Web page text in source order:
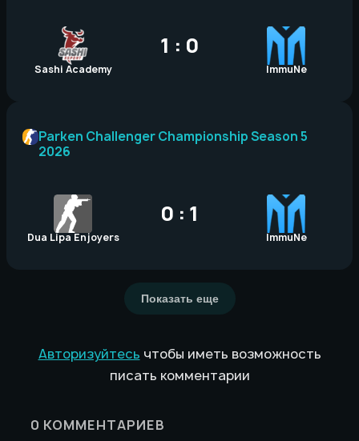
Sashi Academy
1 : 0
ImmuNe
Dua Lipa Enjoyers
0 : 1
ImmuNe
Parken Challenger Championship Season 5
2026
Показать еще
Авторизуйтесь чтобы иметь возможность
писать комментарии
0 КОММЕНТАРИЕВ